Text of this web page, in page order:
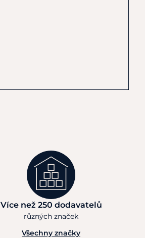
Více než 250 dodavatelů
různých značek
Všechny značky